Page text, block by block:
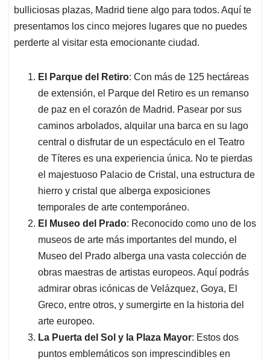
bulliciosas plazas, Madrid tiene algo para todos. Aquí te
presentamos los cinco mejores lugares que no puedes
perderte al visitar esta emocionante ciudad.
El Parque del Retiro: Con más de 125 hectáreas
de extensión, el Parque del Retiro es un remanso
de paz en el corazón de Madrid. Pasear por sus
caminos arbolados, alquilar una barca en su lago
central o disfrutar de un espectáculo en el Teatro
de Títeres es una experiencia única. No te pierdas
el majestuoso Palacio de Cristal, una estructura de
hierro y cristal que alberga exposiciones
temporales de arte contemporáneo.
El Museo del Prado: Reconocido como uno de los
museos de arte más importantes del mundo, el
Museo del Prado alberga una vasta colección de
obras maestras de artistas europeos. Aquí podrás
admirar obras icónicas de Velázquez, Goya, El
Greco, entre otros, y sumergirte en la historia del
arte europeo.
La Puerta del Sol y la Plaza Mayor: Estos dos
puntos emblemáticos son imprescindibles en